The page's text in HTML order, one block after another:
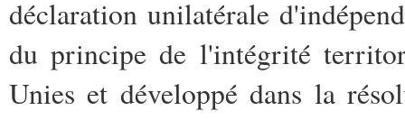
déclaration unilatérale
du principe de l'intégrité
Unies et développé dans la